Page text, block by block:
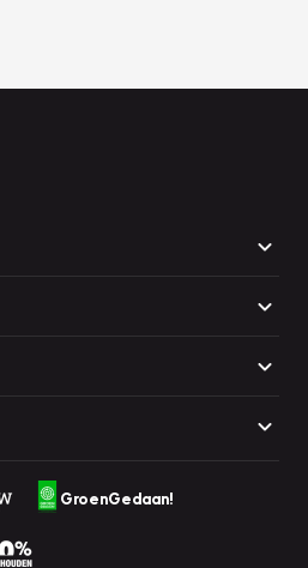
GroenGedaan!